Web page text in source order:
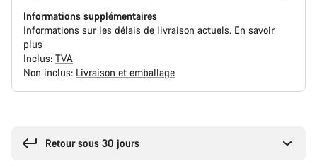
Informations supplémentaires
Informations sur les délais de livraison actuels. En savoir
plus
Inclus: TVA
Non inclus: Livraison et emballage
Retour sous 30 jours